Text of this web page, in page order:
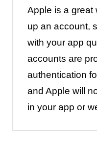
Apple is a great
up an account,
with your app
accounts are
authentication
and Apple will
in your app or